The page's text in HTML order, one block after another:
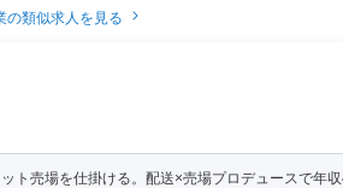
の類似求人を見る
ト売場を仕掛ける。配送×売場プロデュースで年